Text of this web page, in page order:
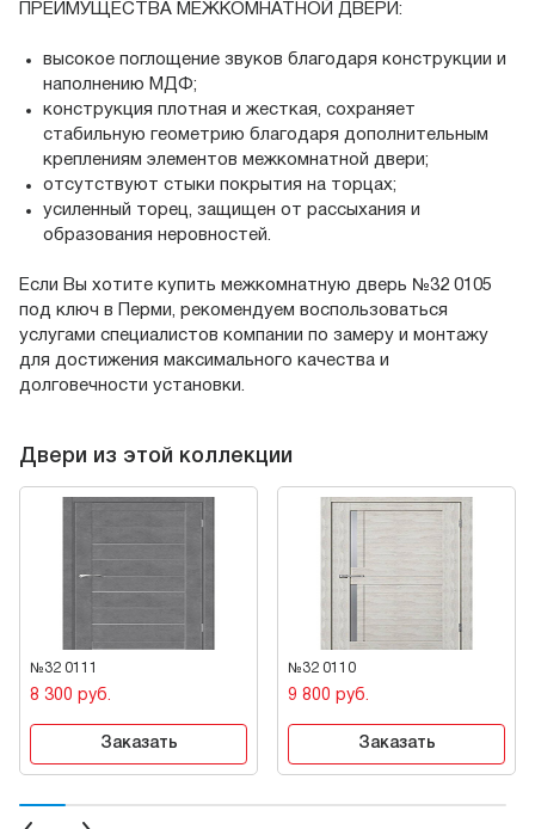
ПРЕИМУЩЕСТВА МЕЖКОМНАТНОЙ ДВЕРИ:
высокое поглощение звуков благодаря конструкции и
наполнению МДФ;
конструкция плотная и жесткая, сохраняет
стабильную геометрию благодаря дополнительным
креплениям элементов межкомнатной двери;
отсутствуют стыки покрытия на торцах;
усиленный торец, защищен от рассыхания и
образования неровностей.
Если Вы хотите купить межкомнатную дверь №32 0105
под ключ в Перми, рекомендуем воспользоваться
услугами специалистов компании по замеру и монтажу
для достижения максимального качества и
долговечности установки.
Двери из этой коллекции
№32 0111
8 300 руб.
Заказать
№32 0110
9 800 руб.
Заказать